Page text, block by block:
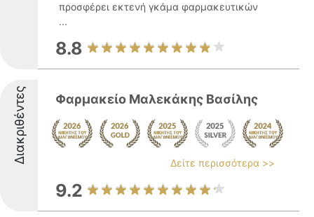
προσφέρει εκτενή γκάμα φαρμακευτικών
...
8.8
Διακριθέντες Φαρμακείο Μαλεκάκης Βασίλης
Δείτε περισσότερα >>
9.2